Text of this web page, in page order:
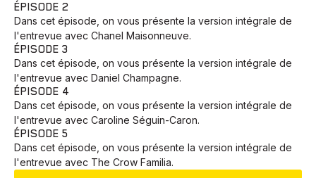
ÉPISODE 2
Dans cet épisode, on vous présente la version intégrale de
l'entrevue avec Chanel Maisonneuve.
ÉPISODE 3
Dans cet épisode, on vous présente la version intégrale de
l'entrevue avec Daniel Champagne.
ÉPISODE 4
Dans cet épisode, on vous présente la version intégrale de
l'entrevue avec Caroline Séguin-Caron.
ÉPISODE 5
Dans cet épisode, on vous présente la version intégrale de
l'entrevue avec The Crow Familia.